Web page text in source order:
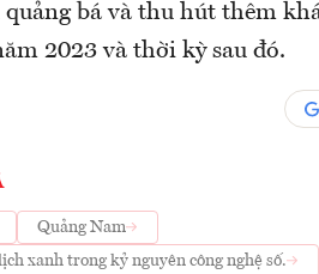
bá và thu hút thêm
2023 và thời kỳ sau đó.
Quảng Nam
xanh trong kỷ nguyên công nghệ số.